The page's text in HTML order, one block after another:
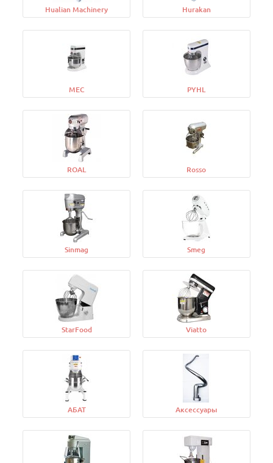
Hualian Machinery Hurakan
MEC PYHL
ROAL Rosso
Sinmag Smeg
StarFood Viatto
АБАТ Аксессуары